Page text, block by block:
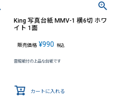
King 写真台紙 MMV-1 横6切 ホワ
イト 1面
販売価格 ¥990 税込
雲龍紙付の上品な台紙です
カートに入れる